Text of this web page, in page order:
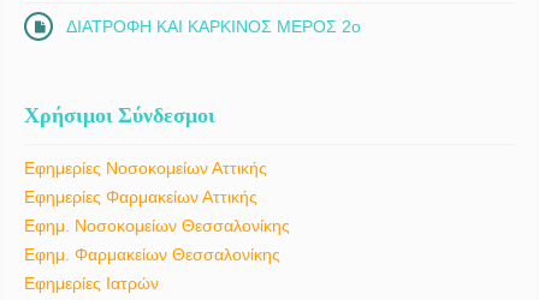
ΔΙΑΤΡΟΦΗ ΚΑΙ ΚΑΡΚΙΝΟΣ ΜΕΡΟΣ 2ο
Χρήσιμοι Σύνδεσμοι
Εφημερίες Νοσοκομείων Αττικής
Εφημερίες Φαρμακείων Αττικής
Εφημ. Νοσοκομείων Θεσσαλονίκης
Εφημ. Φαρμακείων Θεσσαλονίκης
Εφημερίες Ιατρών